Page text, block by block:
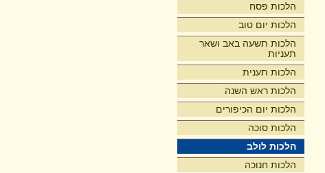
הלכות פסח
הלכות יום טוב
הלכות תשעה באב ושאר
תעניות
הלכות תענית
הלכות ראש השנה
הלכות יום הכיפורים
הלכות סוכה
הלכות לולב
הלכות חנוכה